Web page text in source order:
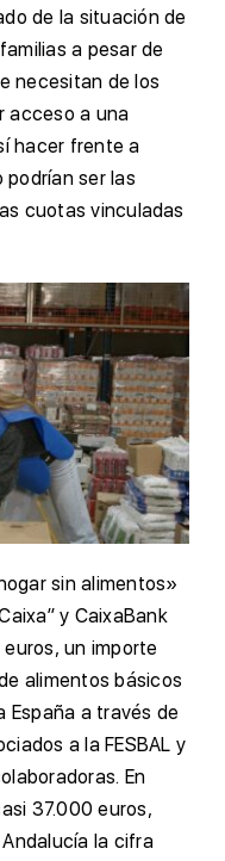
de la situación de
a pesar de
necesitan de los
acceso a una
hacer frente a
ser las
cuotas vinculadas
sin alimentos»
y CaixaBank
un importe
alimentos básicos
España a través de
a la FESBAL y
En
37.000 euros,
la cifra